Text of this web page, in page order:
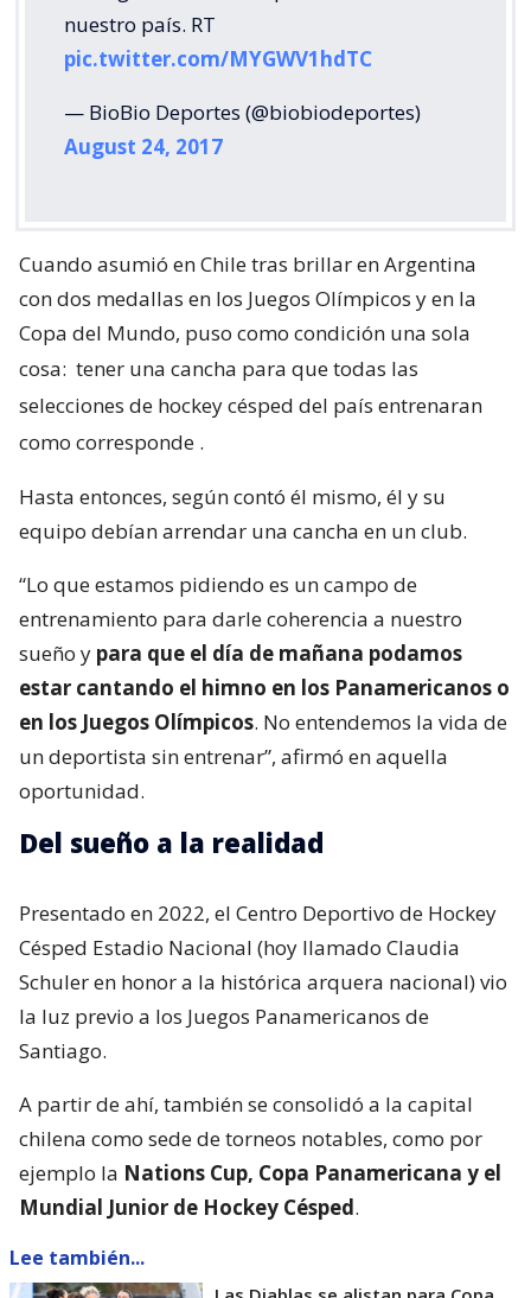
nuestro país. RT
pic.twitter.com/MYGWV1hdTC
— BioBio Deportes (@biobiodeportes)
August 24, 2017
Cuando asumió en Chile tras brillar en Argentina
con dos medallas en los Juegos Olímpicos y en la
Copa del Mundo, puso como condición una sola
cosa: tener una cancha para que todas las
selecciones de hockey césped del país entrenaran
como corresponde .
Hasta entonces, según contó él mismo, él y su
equipo debían arrendar una cancha en un club.
“Lo que estamos pidiendo es un campo de
entrenamiento para darle coherencia a nuestro
sueño y para que el día de mañana podamos
estar cantando el himno en los Panamericanos o
en los Juegos Olímpicos. No entendemos la vida de
un deportista sin entrenar”, afirmó en aquella
oportunidad.
Del sueño a la realidad
Presentado en 2022, el Centro Deportivo de Hockey
Césped Estadio Nacional (hoy llamado Claudia
Schuler en honor a la histórica arquera nacional) vio
la luz previo a los Juegos Panamericanos de
Santiago.
A partir de ahí, también se consolidó a la capital
chilena como sede de torneos notables, como por
ejemplo la Nations Cup, Copa Panamericana y el
Mundial Junior de Hockey Césped.
Lee también...